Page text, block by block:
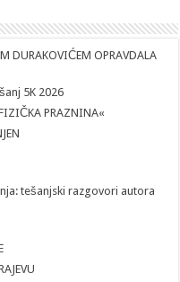
DURAKOVIĆEM OPRAVDALA
5K 2026
PRAZNINA«
tešanjski razgovori autora